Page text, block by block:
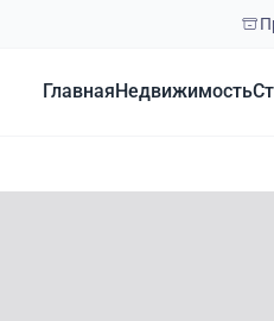
Главная Недвижимость